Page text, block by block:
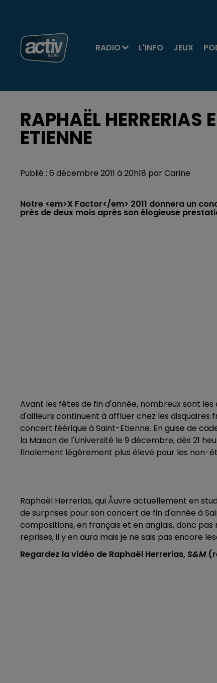
RADIO L'INFO JEUX
RAPHAËL
ETIENNE
Publié : 6 décembre 2011 à 20h18 par Carine
Notre <em>X Factor</em> 2011 donnera un
près de deux mois après son élogieuse
Avant les fêtes de fin d'année, nombreux sont les
d'ailleurs continuent à affluer chez les disquaires
concert féérique à Saint-Etienne. En guise de
la Maison de l'Université le 9 décembre, dès 21
finalement légèrement plus élevé pour les non-
Raphaël Herrerias, qui Åuvre actuellement en
de surprises pour son concert de fin d'année à
compositions, en français et en anglais, donc
reprises, il y en aura mais je ne sais pas encore
Regardez la vidéo de Raphaël Herrerias,S&M